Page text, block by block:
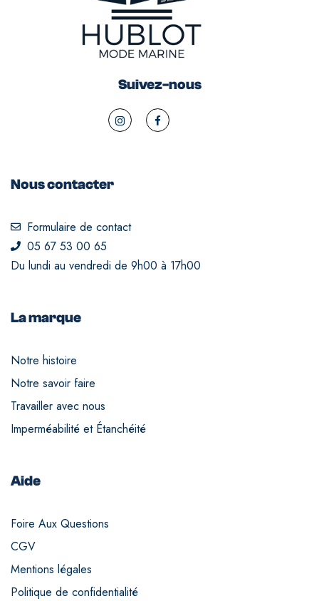
Suivez-nous
Nous contacter
Formulaire de contact
05 67 53 00 65
Du lundi au vendredi de 9h00 à 17h00
La marque
Notre histoire
Notre savoir faire
Travailler avec nous
Imperméabilité et Étanchéité
Aide
Foire Aux Questions
CGV
Mentions légales
Politique de confidentialité